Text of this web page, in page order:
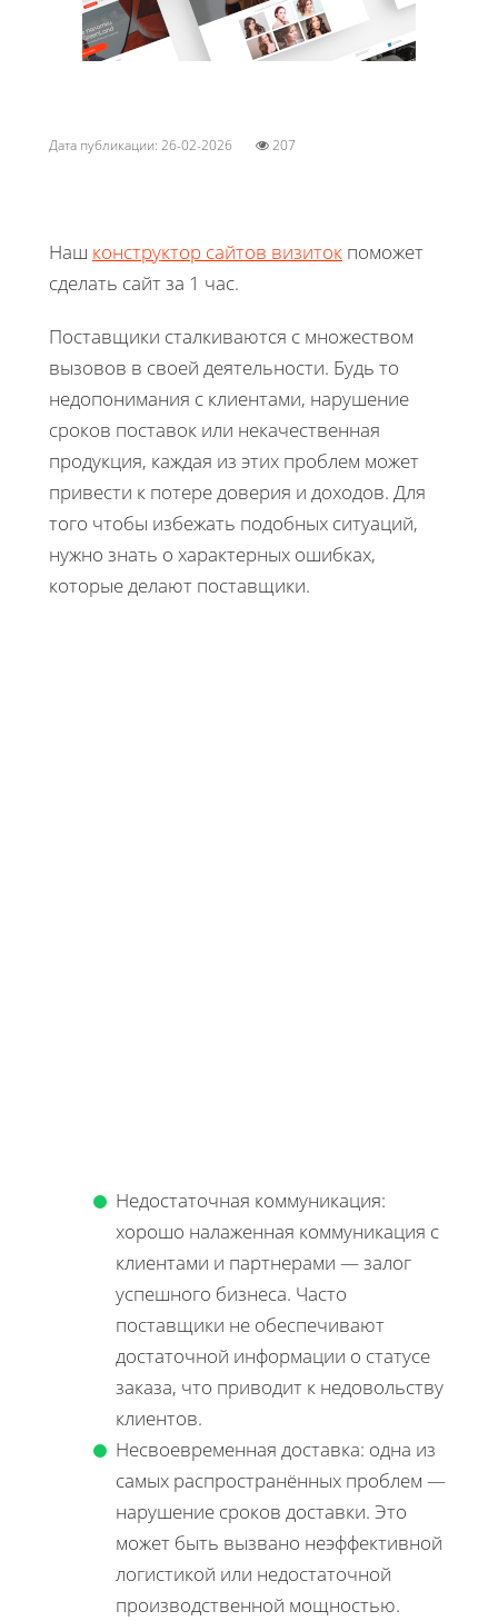
Дата публикации: 26-02-2026 207
Наш конструктор сайтов визиток поможет
сделать сайт за 1 час.
Поставщики сталкиваются с множеством
вызовов в своей деятельности. Будь то
недопонимания с клиентами, нарушение
сроков поставок или некачественная
продукция, каждая из этих проблем может
привести к потере доверия и доходов. Для
того чтобы избежать подобных ситуаций,
нужно знать о характерных ошибках,
которые делают поставщики.
Недостаточная коммуникация:
хорошо налаженная коммуникация с
клиентами и партнерами — залог
успешного бизнеса. Часто
поставщики не обеспечивают
достаточной информации о статусе
заказа, что приводит к недовольству
клиентов.
Несвоевременная доставка: одна из
самых распространённых проблем —
нарушение сроков доставки. Это
может быть вызвано неэффективной
логистикой или недостаточной
производственной мощностью.